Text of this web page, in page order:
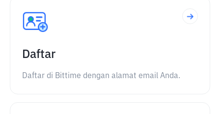
Daftar
Daftar di Bittime dengan alamat email Anda.